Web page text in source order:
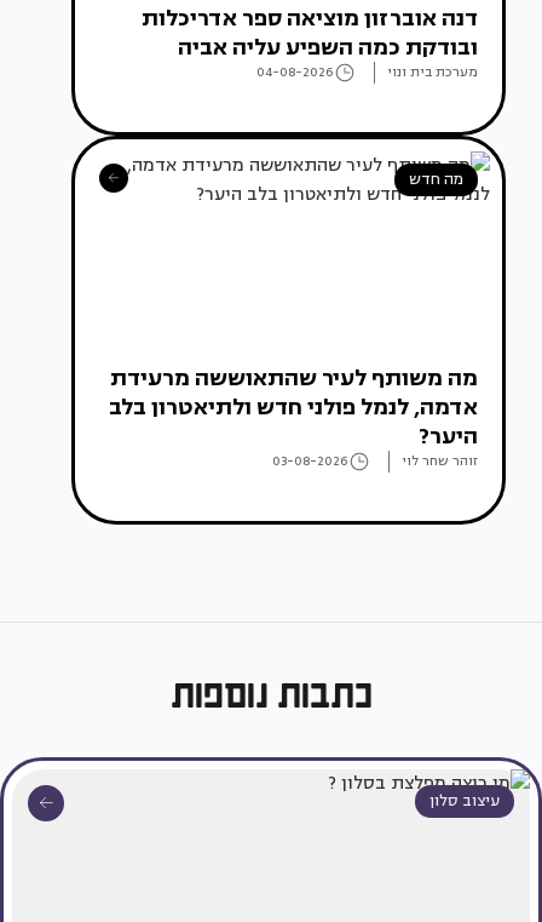
דנה אוברזון מוציאה ספר אדריכלות
ובודקת כמה השפיע עליה אביה
מערכת בית ונוי 04-08-2026
מה חדש
מה משותף לעיר שהתאוששה מרעידת
אדמה, לנמל פולני חדש ולתיאטרון בלב
היער?
זוהר שחר לוי 03-08-2026
כתבות נוספות
עיצוב סלון